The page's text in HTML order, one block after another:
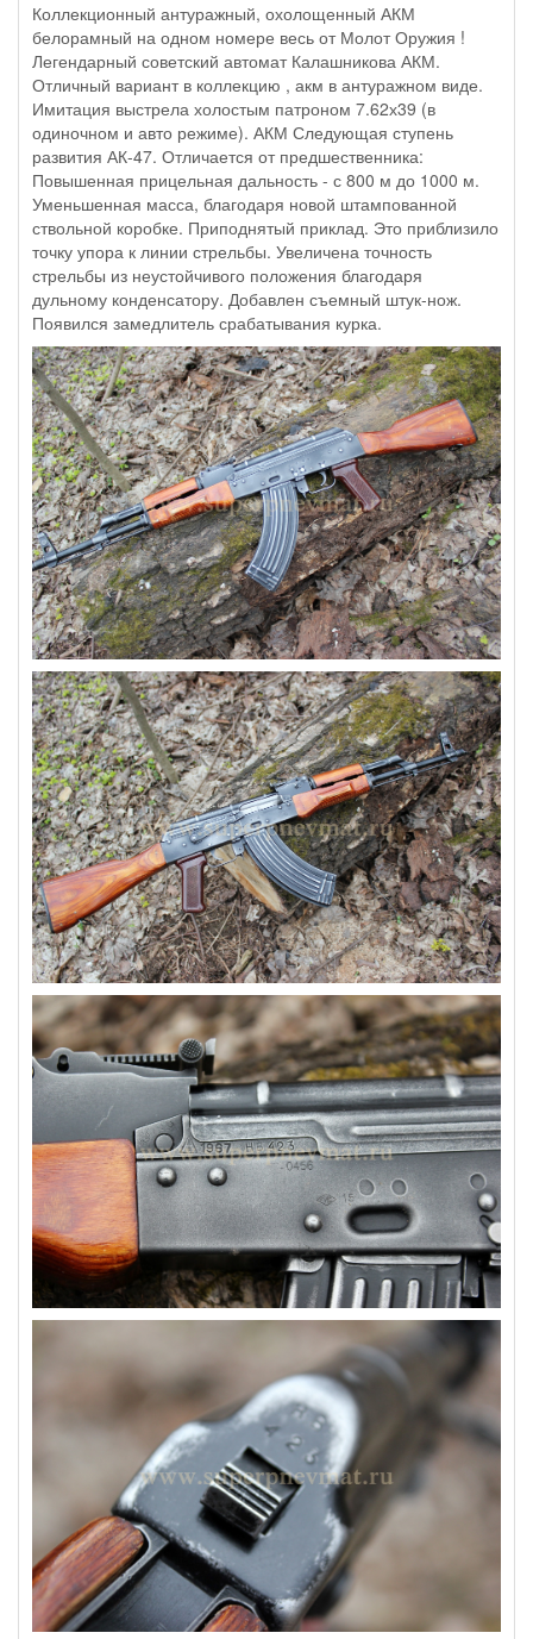
Коллекционный антуражный, охолощенный АКМ
белорамный на одном номере весь от Молот Оружия !
Легендарный советский автомат Калашникова АКМ.
Отличный вариант в коллекцию , акм в антуражном виде.
Имитация выстрела холостым патроном 7.62х39 (в
одиночном и авто режиме). АКМ Следующая ступень
развития АК-47. Отличается от предшественника:
Повышенная прицельная дальность - с 800 м до 1000 м.
Уменьшенная масса, благодаря новой штампованной
ствольной коробке. Приподнятый приклад. Это приблизило
точку упора к линии стрельбы. Увеличена точность
стрельбы из неустойчивого положения благодаря
дульному конденсатору. Добавлен съемный штук-нож.
Появился замедлитель срабатывания курка.